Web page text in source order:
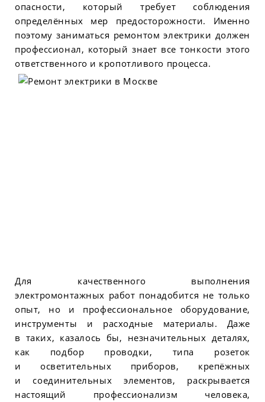
опасности, который требует соблюдения
определённых мер предосторожности. Именно
поэтому заниматься ремонтом электрики должен
профессионал, который знает все тонкости этого
ответственного и кропотливого процесса.
Для качественного выполнения
электромонтажных работ понадобится не только
опыт, но и профессиональное оборудование,
инструменты и расходные материалы. Даже
в таких, казалось бы, незначительных деталях,
как подбор проводки, типа розеток
и осветительных приборов, крепёжных
и соединительных элементов, раскрывается
настоящий профессионализм человека,